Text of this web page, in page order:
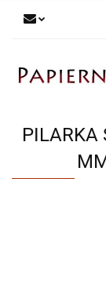
PILARKA